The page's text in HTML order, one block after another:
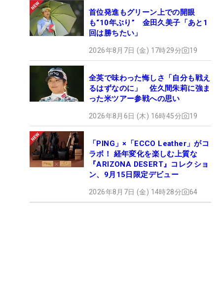
首位発進もグリーン上での開眼
も“10年ぶり” 金田久美子「あと1
回は勝ちたい」
2026年8月7日 (金) 17時29分 19
全英で味わった悔しさ「自分も戦え
るはずなのに」 佐久間朱莉に強ま
った米ツアー参戦への思い
2026年8月6日 (木) 16時45分 19
「PING」×「ECCO Leather」がコ
ラボ！ 経年変化を楽しむ上質な
『ARIZONA DESERT』コレクショ
ン、9月15日限定デビュー
2026年8月7日 (金) 14時28分 64